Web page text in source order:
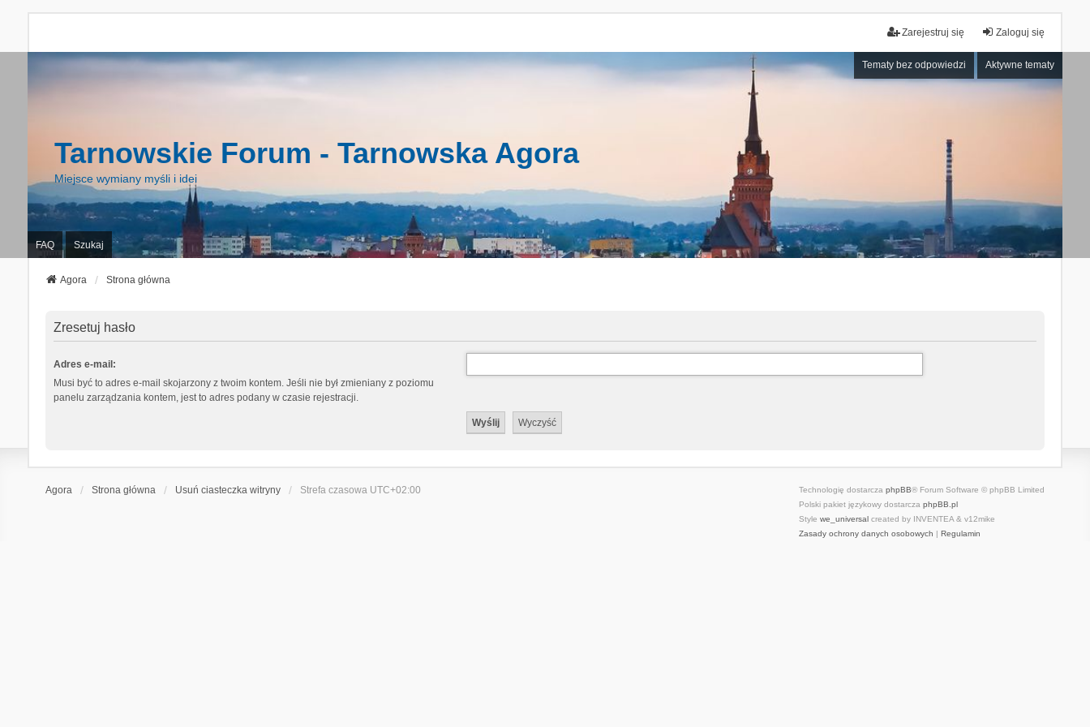
Zaloguj się
Zarejestruj się
Tematy bez odpowiedzi Aktywne tematy
Tarnowskie Forum - Tarnowska Agora
Miejsce wymiany myśli i idei
FAQ Szukaj
Agora Strona główna
Zresetuj hasło
Adres e-mail:
Musi być to adres e-mail skojarzony z twoim kontem. Jeśli nie był zmieniany z poziomu
panelu zarządzania kontem, jest to adres podany w czasie rejestracji.
Agora Strona główna Usuń ciasteczka witryny Strefa czasowa UTC+02:00 Technologię dostarczaphpBB® Forum Software © phpBB Limited
Polski pakiet językowy dostarczaphpBB.pl
Stylewe_universal created by INVENTEA & v12mike
Zasady ochrony danych osobowych |Regulamin